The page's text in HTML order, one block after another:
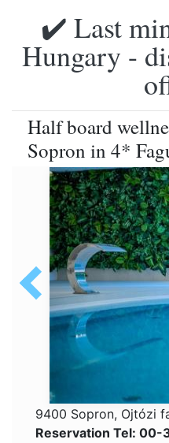
✔️ Last
Hungary -
Half board
Sopron in 4*
9400 Sopron, Ojtózi
Reservation Tel: